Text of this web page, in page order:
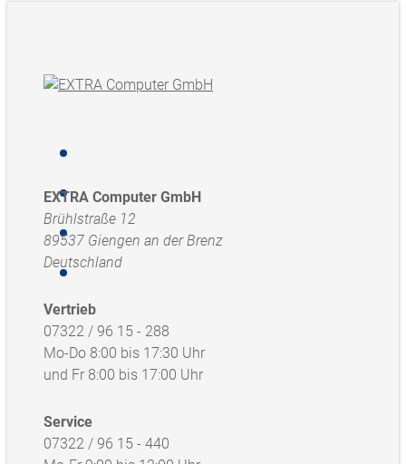
EXTRA Computer GmbH
Brühlstraße 12
89537 Giengen an der Brenz
Deutschland
Vertrieb
07322 / 96 15 - 288
Mo-Do 8:00 bis 17:30 Uhr
und Fr 8:00 bis 17:00 Uhr
Service
07322 / 96 15 - 440